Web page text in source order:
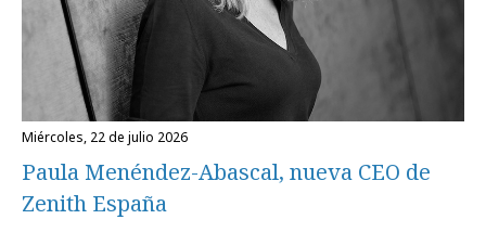
miércoles, 22 de julio 2026
Paula Menéndez-Abascal, nueva CEO de
Zenith España